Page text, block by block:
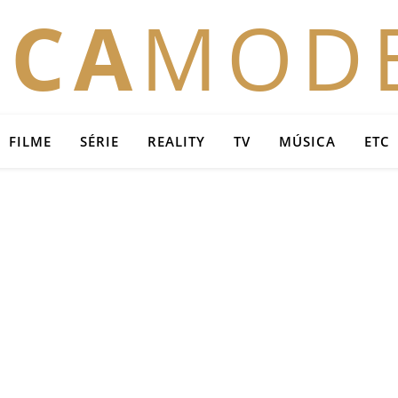
FILME SÉRIE REALITY TV MÚSICA ETC